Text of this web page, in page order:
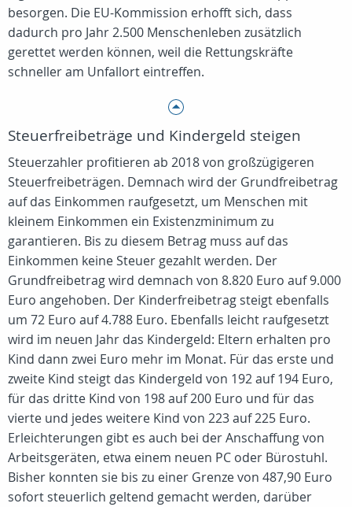
besorgen. Die EU-Kommission erhofft sich, dass
dadurch pro Jahr 2.500 Menschenleben zusätzlich
gerettet werden können, weil die Rettungskräfte
schneller am Unfallort eintreffen.
Steuerfreibeträge und Kindergeld steigen
Steuerzahler profitieren ab 2018 von großzügigeren
Steuerfreibeträgen. Demnach wird der Grundfreibetrag
auf das Einkommen raufgesetzt, um Menschen mit
kleinem Einkommen ein Existenzminimum zu
garantieren. Bis zu diesem Betrag muss auf das
Einkommen keine Steuer gezahlt werden. Der
Grundfreibetrag wird demnach von 8.820 Euro auf 9.000
Euro angehoben. Der Kinderfreibetrag steigt ebenfalls
um 72 Euro auf 4.788 Euro. Ebenfalls leicht raufgesetzt
wird im neuen Jahr das Kindergeld: Eltern erhalten pro
Kind dann zwei Euro mehr im Monat. Für das erste und
zweite Kind steigt das Kindergeld von 192 auf 194 Euro,
für das dritte Kind von 198 auf 200 Euro und für das
vierte und jedes weitere Kind von 223 auf 225 Euro.
Erleichterungen gibt es auch bei der Anschaffung von
Arbeitsgeräten, etwa einem neuen PC oder Bürostuhl.
Bisher konnten sie bis zu einer Grenze von 487,90 Euro
sofort steuerlich geltend gemacht werden, darüber